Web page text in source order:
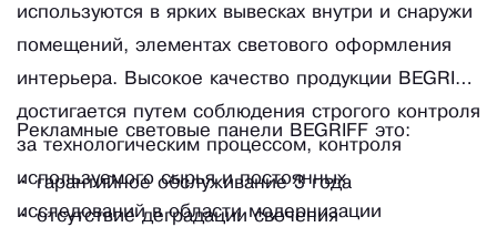
используются в ярких вывесках внутри и снаружи
помещений, элементах светового оформления
интерьера. Высокое качество продукции BEGRIFF
достигается путем соблюдения строгого контроля
за технологическим процессом, контроля
используемого сырья и постоянных
исследований в области модернизации
Рекламные световые панели BEGRIFF это:
• гарантийное обслуживание 3 года
• отсутствие деградации свечения